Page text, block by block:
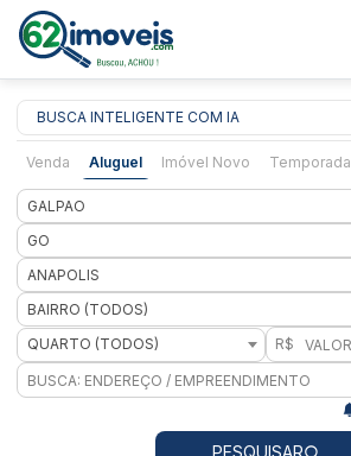
BUSCA INTELIGENTE COM IA
Venda Aluguel Imóvel Novo Temporada
GALPAO
GO
ANAPOLIS
BAIRRO (TODOS)
QUARTO (TODOS)
R$
PESQUISAR